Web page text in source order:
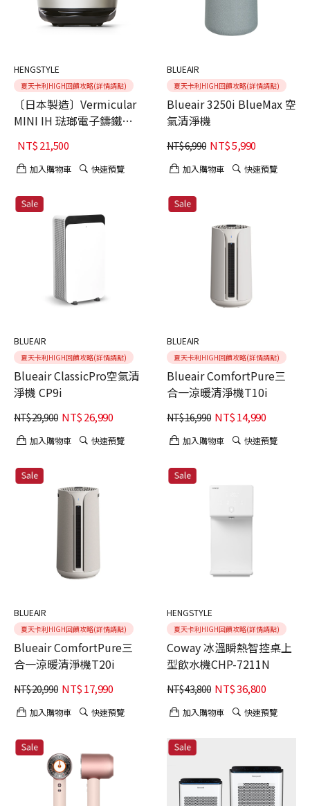
HENGSTYLE
夏天卡利HIGH回饋攻略(詳情請點)
〔日本製造〕Vermicular
MINI IH 琺瑯電子鑄鐵鍋
(海鹽白)
NT$21,500
加入購物車 快速預覽
BLUEAIR
夏天卡利HIGH回饋攻略(詳情請點)
Blueair 3250i BlueMax 空
氣清淨機
NT$6,990 NT$5,990
加入購物車 快速預覽
BLUEAIR
夏天卡利HIGH回饋攻略(詳情請點)
Blueair ClassicPro空氣清
淨機 CP9i
NT$29,900 NT$26,990
加入購物車 快速預覽
BLUEAIR
夏天卡利HIGH回饋攻略(詳情請點)
Blueair ComfortPure三
合一涼暖清淨機T10i
NT$16,990 NT$14,990
加入購物車 快速預覽
BLUEAIR
夏天卡利HIGH回饋攻略(詳情請點)
Blueair ComfortPure三
合一涼暖清淨機T20i
NT$20,990 NT$17,990
加入購物車 快速預覽
HENGSTYLE
夏天卡利HIGH回饋攻略(詳情請點)
Coway 冰溫瞬熱智控桌上
型飲水機CHP-7211N
NT$43,800 NT$36,800
加入購物車 快速預覽